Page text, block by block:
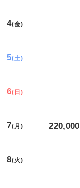
4(金)
5(土)
6(日)
7(月) 220,000
8(火)